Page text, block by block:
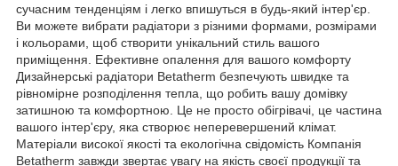
сучасним тенденціям і легко впишуться в будь-який інтер'єр.
Ви можете вибрати радіатори з різними формами, розмірами
і кольорами, щоб створити унікальний стиль вашого
приміщення. Ефективне опалення для вашого комфорту
Дизайнерські радіатори Betatherm безпечують швидке та
рівномірне розподілення тепла, що робить вашу домівку
затишною та комфортною. Це не просто обігрівачі, це частина
вашого інтер'єру, яка створює неперевершений клімат.
Матеріали високої якості та екологічна свідомість Компанія
Betatherm завжди звертає увагу на якість своєї продукції та